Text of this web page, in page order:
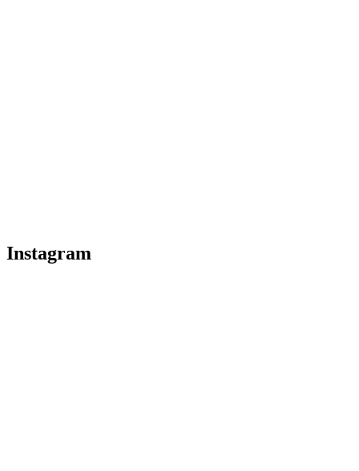
Instagram